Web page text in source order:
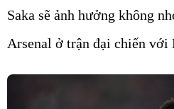
Saka sẽ ảnh hưởng không
Arsenal ở trận đại chiến